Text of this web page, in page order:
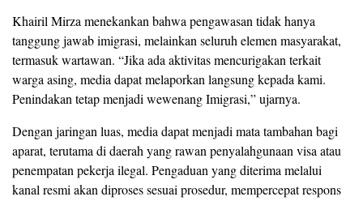
Khairil Mirza menekankan bahwa pengawasan tidak hanya
tanggung jawab imigrasi, melainkan seluruh elemen masyarakat,
termasuk wartawan. “Jika ada aktivitas mencurigakan terkait
warga asing, media dapat melaporkan langsung kepada kami.
Penindakan tetap menjadi wewenang Imigrasi,” ujarnya.
Dengan jaringan luas, media dapat menjadi mata tambahan bagi
aparat, terutama di daerah yang rawan penyalahgunaan visa atau
penempatan pekerja ilegal. Pengaduan yang diterima melalui
kanal resmi akan diproses sesuai prosedur, mempercepat respons